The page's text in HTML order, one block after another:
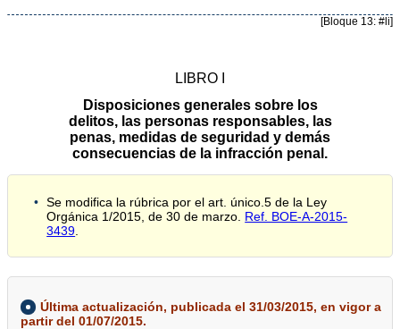
[Bloque 13: #li]
LIBRO I
Disposiciones generales sobre los
delitos, las personas responsables, las
penas, medidas de seguridad y demás
consecuencias de la infracción penal.
Se modifica la rúbrica por el art. único.5 de la Ley
Orgánica 1/2015, de 30 de marzo. Ref. BOE-A-2015-
3439
Última actualización, publicada el 31/03/2015, en vigor a
partir del 01/07/2015.